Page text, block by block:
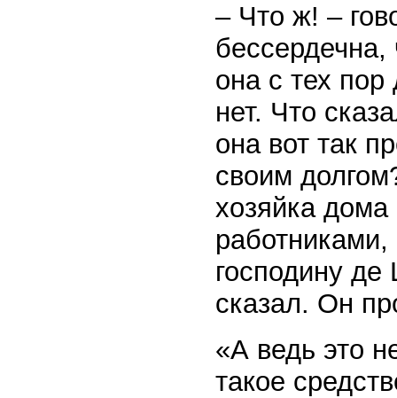
– Что ж! –
она с тех
нет. Что
она вот так
своим
хозяйка дома
работниками,
господину
сказал. Он
«А ведь это
такое